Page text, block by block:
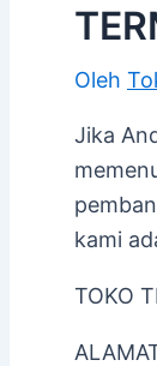
Oleh
Jika
kami
TOKO